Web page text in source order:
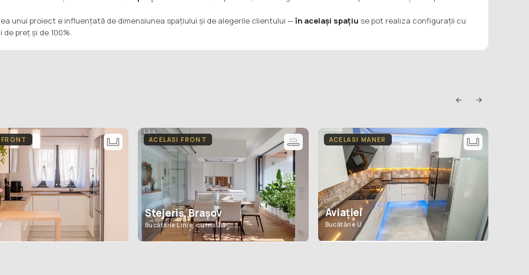
unui proiect e influențată de dimensiunea spațiului și de alegerile clientului —în același spațiu se pot realiza configurații cu
de preț și de 100%.
ACELASI FRONT
Stejeriș, Brașov
Bucătărie Linie, cu insulă
ACELASI MANER
Aviației
Bucătărie U